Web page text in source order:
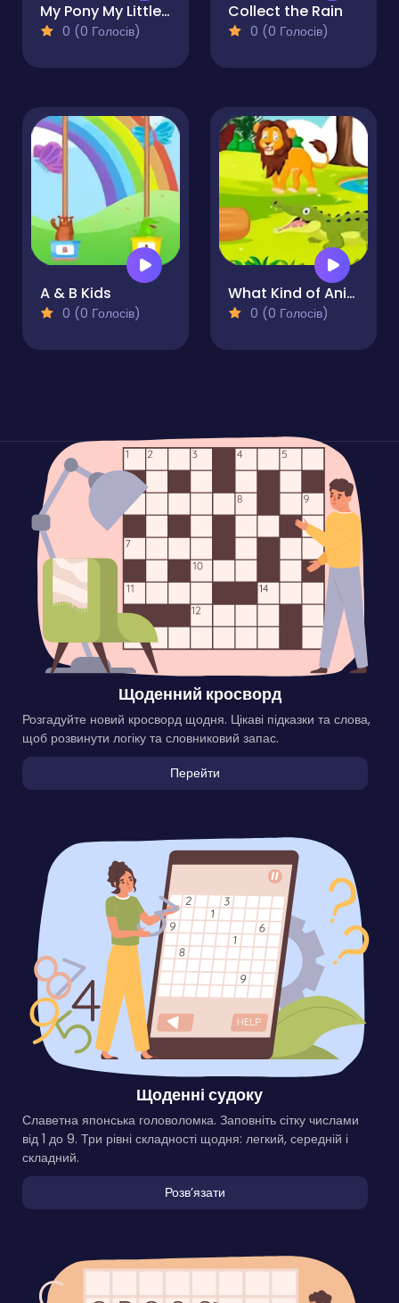
My Pony My Little Race
0 (0 Голосів)
Collect the Rain
0 (0 Голосів)
A & B Kids
0 (0 Голосів)
What Kind of Animal is This
0 (0 Голосів)
Щоденний кросворд
Розгадуйте новий кросворд щодня. Цікаві підказки та слова,
щоб розвинути логіку та словниковий запас.
Перейти
Щоденні судоку
Славетна японська головоломка. Заповніть сітку числами
від 1 до 9. Три рівні складності щодня: легкий, середній і
складний.
Розвʼязати